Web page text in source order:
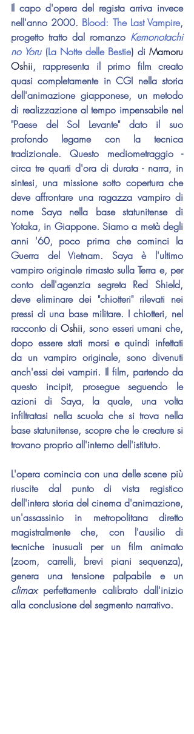
Il capo d'opera del regista arriva invece
nell'anno 2000. Blood: The Last Vampire,
progetto tratto dal romanzo Kemonotachi
no Yoru (La Notte delle Bestie) di Mamoru
Oshii, rappresenta il primo film creato
quasi completamente in CGI nella storia
dell'animazione giapponese, un metodo
di realizzazione al tempo impensabile nel
"Paese del Sol Levante" dato il suo
profondo legame con la tecnica
tradizionale. Questo mediometraggio -
circa tre quarti d'ora di durata - narra, in
sintesi, una missione sotto copertura che
deve affrontare una ragazza vampiro di
nome Saya nella base statunitense di
Yotaka, in Giappone. Siamo a metà degli
anni '60, poco prima che cominci la
Guerra del Vietnam. Saya è l'ultimo
vampiro originale rimasto sulla Terra e, per
conto dell'agenzia segreta Red Shield,
deve eliminare dei "chiotteri" rilevati nei
pressi di una base militare. I chiotteri, nel
racconto di Oshii, sono esseri umani che,
dopo essere stati morsi e quindi infettati
da un vampiro originale, sono divenuti
anch'essi dei vampiri. Il film, partendo da
questo incipit, prosegue seguendo le
azioni di Saya, la quale, una volta
infiltratasi nella scuola che si trova nella
base statunitense, scopre che le creature si
trovano proprio all'interno dell'istituto.
L'opera comincia con una delle scene più
riuscite dal punto di vista registico
dell'intera storia del cinema d'animazione,
un'assassinio in metropolitana diretto
magistralmente che, con l'ausilio di
tecniche inusuali per un film animato
(zoom, carrelli, brevi piani sequenza),
climax perfettamente calibrato dall'inizio
alla conclusione del segmento narrativo.